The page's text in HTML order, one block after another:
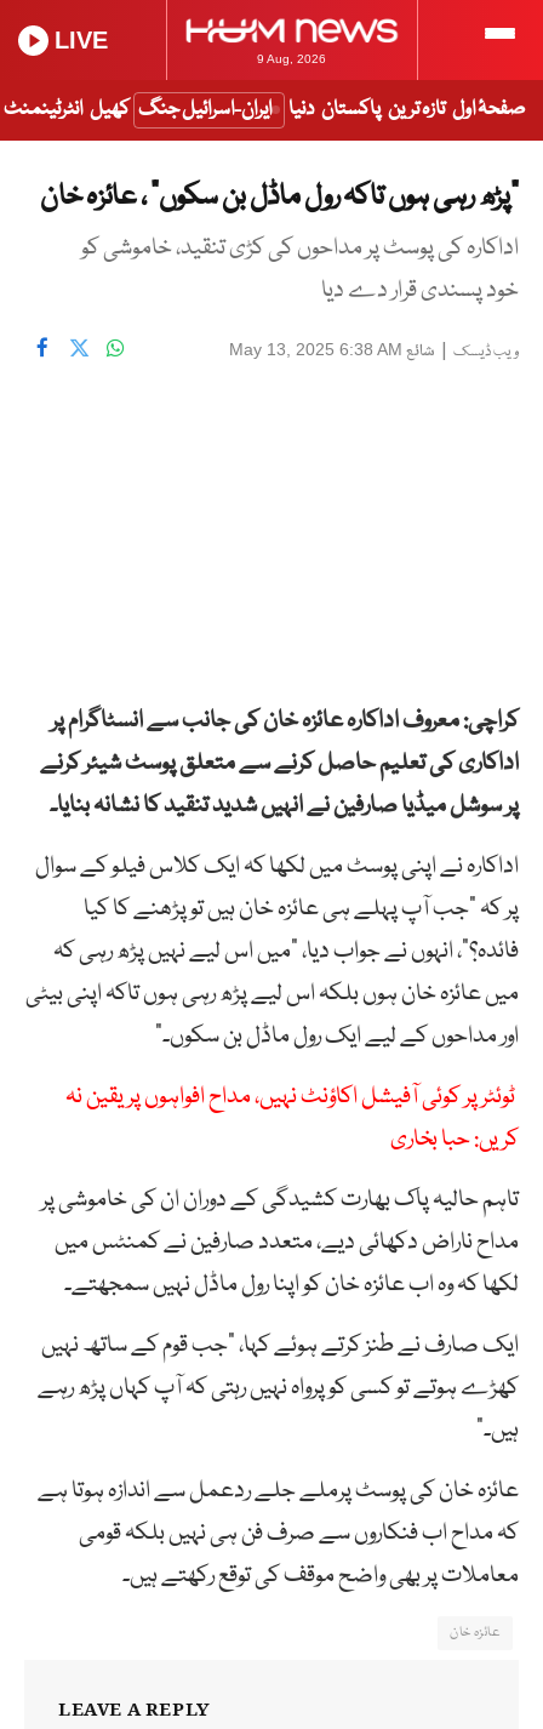
9 Aug, 2026
LIVE
صفحۂ اول تازہ ترین پاکستان دنیا ایران-اسرائیل جنگ کھیل انٹرٹینمنٹ
“پڑھ رہی ہوں تاکہ رول ماڈل بن سکوں” ، عائزہ خان
اداکارہ کی پوسٹ پر مداحوں کی کڑی تنقید، خاموشی کو
خود پسندی قرار دے دیا
ویب ڈیسک | شائع May 13, 2025 6:38 AM
کراچی: معروف اداکارہ عائزہ خان کی جانب سے انسٹاگرام پر
اداکاری کی تعلیم حاصل کرنے سے متعلق پوسٹ شیئر کرنے
پر سوشل میڈیا صارفین نے انہیں شدید تنقید کا نشانہ بنایا۔
اداکارہ نے اپنی پوسٹ میں لکھا کہ ایک کلاس فیلو کے سوال
پر کہ “جب آپ پہلے ہی عائزہ خان ہیں تو پڑھنے کا کیا
فائدہ؟”، انہوں نے جواب دیا، “میں اس لیے نہیں پڑھ رہی کہ
میں عائزہ خان ہوں بلکہ اس لیے پڑھ رہی ہوں تاکہ اپنی بیٹی
اور مداحوں کے لیے ایک رول ماڈل بن سکوں۔”
ٹوئٹر پر کوئی آفیشل اکاؤنٹ نہیں، مداح افواہوں پر یقین نہ
کریں: حبا بخاری
تاہم حالیہ پاک بھارت کشیدگی کے دوران ان کی خاموشی پر
مداح ناراض دکھائی دیے، متعدد صارفین نے کمنٹس میں
لکھا کہ وہ اب عائزہ خان کو اپنا رول ماڈل نہیں سمجھتے۔
ایک صارف نے طنز کرتے ہوئے کہا، “جب قوم کے ساتھ نہیں
کھڑے ہوتے تو کسی کو پرواہ نہیں رہتی کہ آپ کہاں پڑھ رہے
ہیں۔”
عائزہ خان کی پوسٹ پرملے جلے ردعمل سے اندازہ ہوتا ہے
کہ مداح اب فنکاروں سے صرف فن ہی نہیں بلکہ قومی
معاملات پر بھی واضح موقف کی توقع رکھتے ہیں۔
عائزہ خان
LEAVE A REPLY